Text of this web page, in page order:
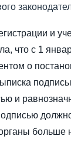
и
что с 1
о
и
больше